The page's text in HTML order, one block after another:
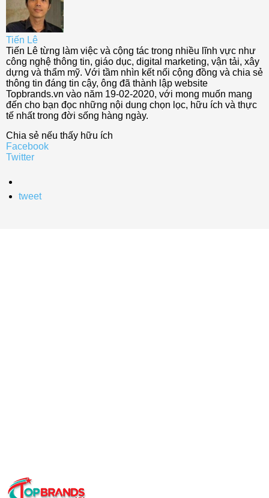
Tiến Lê
Tiến Lê từng làm việc và cộng tác trong nhiều lĩnh vực như
công nghệ thông tin, giáo dục, digital marketing, vận tải, xây
dựng và thẩm mỹ. Với tầm nhìn kết nối cộng đồng và chia sẻ
thông tin đáng tin cậy, ông đã thành lập website
Topbrands.vn vào năm 19-02-2020, với mong muốn mang
đến cho bạn đọc những nội dung chọn lọc, hữu ích và thực
tế nhất trong đời sống hàng ngày.
Chia sẻ nếu thấy hữu ích
Facebook
Twitter
tweet